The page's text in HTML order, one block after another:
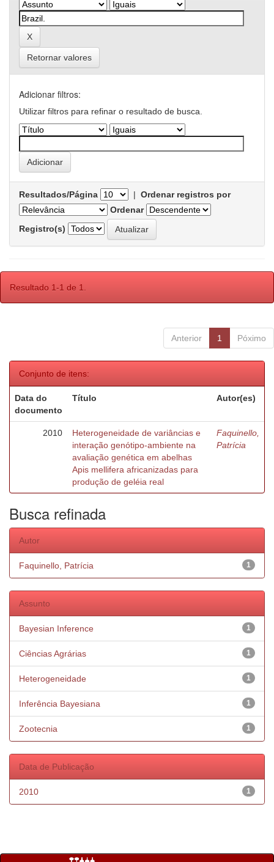
Retornar valores
Adicionar filtros:
Utilizar filtros para refinar o resultado de busca.
Resultados/Página | Ordenar registros por
Ordenar
Registro(s)
Resultado 1-1 de 1.
Anterior 1 Póximo
Conjunto de itens:
Data do
documento
Título Autor(es)
2010
Heterogeneidade de variâncias e
interação genótipo-ambiente na
avaliação genética em abelhas
Apis mellifera africanizadas para
produção de geléia real
Faquinello,
Patrícia
Busca refinada
Autor
1
Faquinello, Patrícia
Assunto
1
Bayesian Inference
1
Ciências Agrárias
1
Heterogeneidade
1
Inferência Bayesiana
1
Zootecnia
Data de Publicação
1
2010